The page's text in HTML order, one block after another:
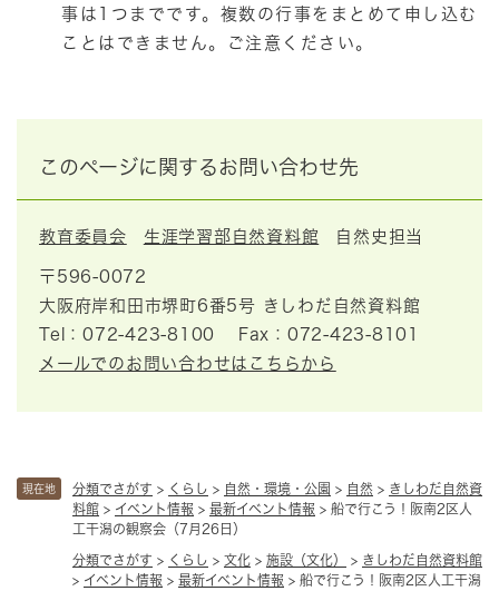
現在地 分類でさがす > くらし > 自然・環境・公園 > 自然 > きしわだ自然資
料館 > イベント情報 > 最新イベント情報 > 船で行こう！阪南2区人
工干潟の観察会（7月26日）
分類でさがす > くらし > 文化 > 施設（文化） > きしわだ自然資料館
> イベント情報 > 最新イベント情報 > 船で行こう！阪南2区人工干潟
事は1つまでです。複数の行事をまとめて申し込む
ことはできません。ご注意ください。
このページに関するお問い合わせ先
教育委員会 生涯学習部自然資料館 自然史担当
〒596-0072
大阪府岸和田市堺町6番5号 きしわだ自然資料館
Tel：072-423-8100
Fax：072-423-8101
メールでのお問い合わせはこちらから